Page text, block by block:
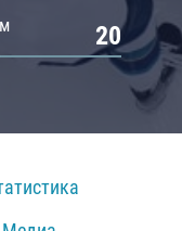
20